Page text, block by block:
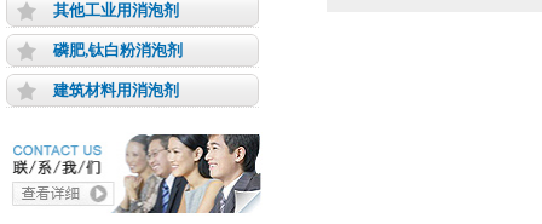
其他工业用消泡剂
磷肥,钛白粉消泡剂
建筑材料用消泡剂